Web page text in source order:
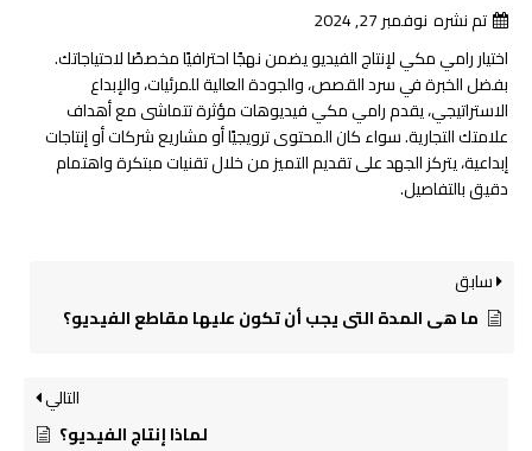
تم نشره نوفمبر 27, 2024
اختيار رامي مكي لإنتاج الفيديو يضمن نهجًا احترافيًا مخصصًا لاحتياجاتك.
بفضل الخبرة في سرد القصص، والجودة العالية للمرئيات، والإبداع
الاستراتيجي، يقدم رامي مكي فيديوهات مؤثرة تتماشى مع أهداف
علامتك التجارية. سواء كان المحتوى ترويجيًا أو مشاريع شركات أو إنتاجات
إبداعية، يتركز الجهد على تقديم التميز من خلال تقنيات مبتكرة واهتمام
دقيق بالتفاصيل.
سابق
ما هي المدة التي يجب أن تكون عليها مقاطع الفيديو؟
التالي
لماذا إنتاج الفيديو؟